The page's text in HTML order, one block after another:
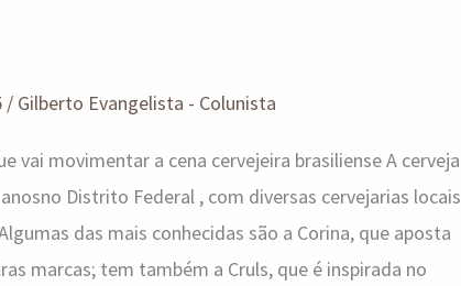
/ Gilberto Evangelista - Colunista
movimentar a cena cervejeira brasiliense A cerveja
Distrito Federal , com diversas cervejarias locais
das mais conhecidas são a Corina, que aposta
marcas; tem também a Cruls, que é inspirada no